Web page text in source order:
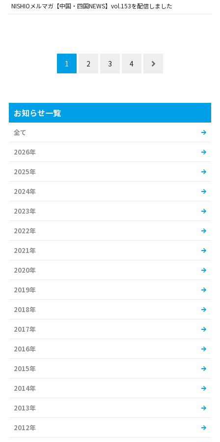
NISHIOメルマガ【中国・四国NEWS】vol.153を配信しました
1 2 3 4
お知らせ一覧
全て
2026年
2025年
2024年
2023年
2022年
2021年
2020年
2019年
2018年
2017年
2016年
2015年
2014年
2013年
2012年